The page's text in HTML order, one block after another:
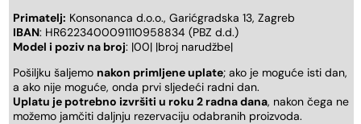
Primatelj: Konsonanca d.o.o., Garićgradska 13, Zagreb
IBAN: HR6223400091110958834 (PBZ d.d.)
Model i poziv na broj: |00| |broj narudžbe|
Pošiljku šaljemo nakon primljene uplate; ako je moguće isti dan,
a ako nije moguće, onda prvi sljedeći radni dan.
Uplatu je potrebno izvršiti u roku 2 radna dana, nakon čega ne
možemo jamčiti daljnju rezervaciju odabranih proizvoda.